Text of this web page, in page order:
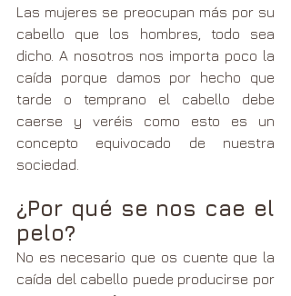
Las mujeres se preocupan más por su
cabello que los hombres, todo sea
dicho. A nosotros nos importa poco la
caída porque damos por hecho que
tarde o temprano el cabello debe
caerse y veréis como esto es un
concepto equivocado de nuestra
sociedad.
¿Por qué se nos cae el
pelo?
No es necesario que os cuente que la
caída del cabello puede producirse por